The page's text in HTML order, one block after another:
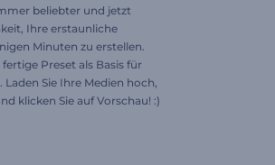
beliebter und jetzt
Ihre erstaunliche
Minuten zu erstellen.
Preset als Basis für
Sie Ihre Medien hoch,
klicken Sie auf Vorschau! :)